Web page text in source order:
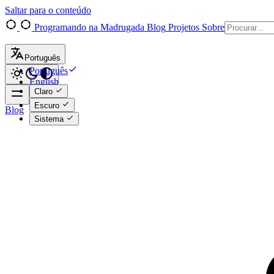
Saltar para o conteúdo
Programando na Madrugada Blog Projetos Sobre
Português
Português
English
Claro
Escuro
Sistema
Blog